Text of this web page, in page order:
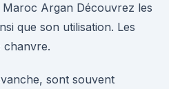
Maroc Argan Découvrez les
que son utilisation. Les
chanvre.
sont souvent